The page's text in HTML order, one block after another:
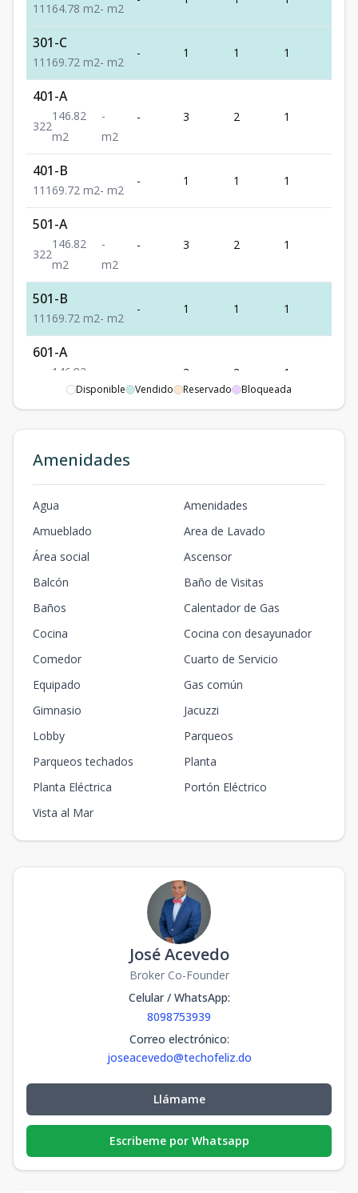
1 1 1 64.78 m2- m2
301-C
1 1 1 69.72 m2- m2
- 1 1 1
401-A
322
146.82
m2
-
m2
- 3 2 1
401-B
1 1 1 69.72 m2- m2
- 1 1 1
501-A
322
146.82
m2
-
m2
- 3 2 1
501-B
1 1 1 69.72 m2- m2
- 1 1 1
601-A
146.82
m2
m2
3 2 1
601-C
222
m2
m2
701-A
322
701-C
222
m2
322
m2
Disponible Vendido Reservado Bloqueada
Amenidades
Agua
Amenidades
Amueblado
Area de Lavado
Área social
Ascensor
Balcón
Baño de Visitas
Baños
Calentador de Gas
Cocina
Cocina con desayunador
Comedor
Cuarto de Servicio
Equipado
Gas común
Gimnasio
Jacuzzi
Lobby
Parqueos
Parqueos techados
Planta
Planta Eléctrica
Portón Eléctrico
Vista al Mar
José Acevedo
Broker Co-Founder
Celular / WhatsApp:
8098753939
Correo electrónico:
joseacevedo@techofeliz.do
Llámame
Escribeme por Whatsapp